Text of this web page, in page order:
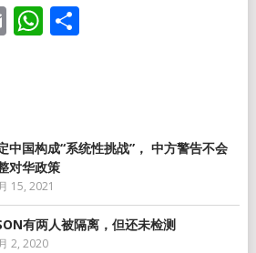
EmailWhatsApp
分
中国构成“系统性挑战”， 中方警告不会
对华政策
15, 2021
有两人被隔离，但还未检测
2, 2020